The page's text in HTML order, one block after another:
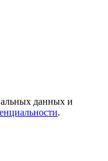
данных и
.